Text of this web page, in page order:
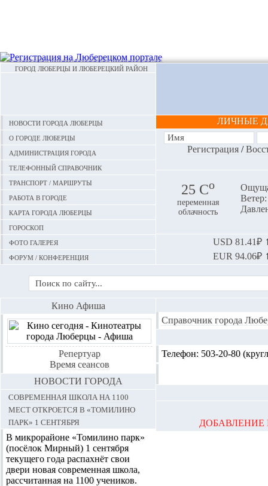
ГОРОД ЛЮБЕРЦЫ И ЛЮБЕРЕЦКИЙ РАЙОН
Новости города Люберцы
О городе Люберцы
Администрация города
Телефонный справочник
Транспорт / маршруты
Работа в городе
Карта города Люберцы
Гороскоп
Фото галерея
Форум / конференция
ЛИЧНЫЕ
Регистрация/
25 Сo
переменная
облачность
USD 81.41₽
EUR 94.06₽
Справочник города
Телефон: 503-20-80
ДОБАВЛЕНИЕ
Кино Афиша
Репертуар
Время сеансов
НОВОСТИ ГОРОДА
Современная школа на 1100
мест откроется в «Томилино
парк» 1 сентября
В микрорайоне «Томилино парк»
(посёлок Мирный) 1 сентября
текущего года распахнёт свои
двери новая современная школа,
рассчитанная на 1100 учеников.